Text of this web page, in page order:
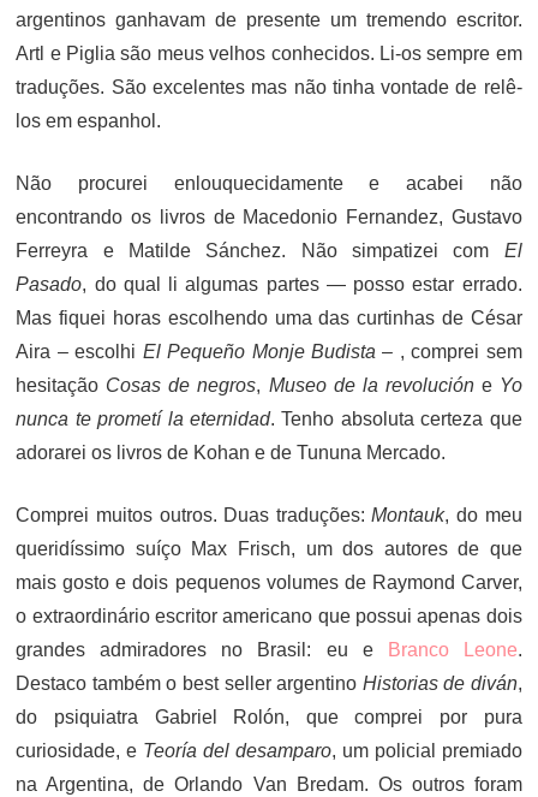
argentinos ganhavam de presente um tremendo escritor.
Artl e Piglia são meus velhos conhecidos. Li-os sempre em
traduções. São excelentes mas não tinha vontade de relê-
los em espanhol.
Não procurei enlouquecidamente e acabei não
encontrando os livros de Macedonio Fernandez, Gustavo
Ferreyra e Matilde Sánchez. Não simpatizei com El
Pasado, do qual li algumas partes — posso estar errado.
Mas fiquei horas escolhendo uma das curtinhas de César
Aira – escolhi El Pequeño Monje Budista – , comprei sem
hesitação Cosas de negros, Museo de la revolucióne Yo
nunca te prometí la eternidad. Tenho absoluta certeza que
adorarei os livros de Kohan e de Tununa Mercado.
Comprei muitos outros. Duas traduções:Montauk, do meu
queridíssimo suíço Max Frisch, um dos autores de que
mais gosto e dois pequenos volumes de Raymond Carver,
o extraordinário escritor americano que possui apenas dois
grandes admiradores no Brasil: eu e
Branco Leone.
Destaco também o best seller argentino Historias de diván,
do psiquiatra Gabriel Rolón, que comprei por pura
curiosidade, e Teoría del desamparo, um policial premiado
na Argentina, de Orlando Van Bredam. Os outros foram